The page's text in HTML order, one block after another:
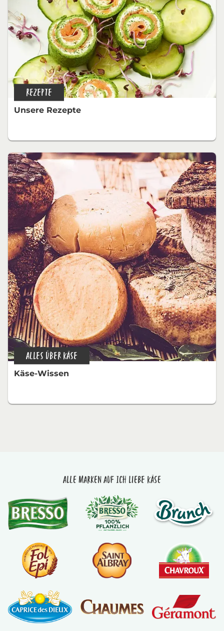
REZEPTE
Unsere Rezepte
ALLES ÜBER KÄSE
Käse-Wissen
Alle Marken auf Ich liebe Käse